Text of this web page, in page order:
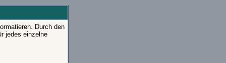
Durch den
jedes einzelne